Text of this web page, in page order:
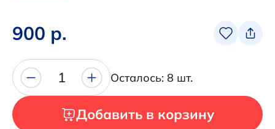
900 р.
1 Осталось: 8 шт.
Добавить в корзину